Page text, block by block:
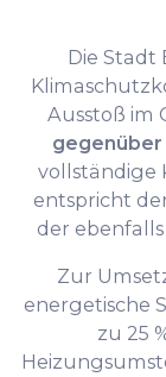
Die
Ausstoß im
gegenüber
vollständige
entspricht
der
Zur
energetische
zu 25